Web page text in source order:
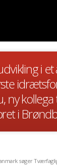
i et
ny kollega
i
søger